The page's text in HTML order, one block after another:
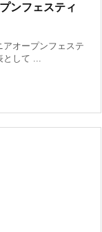
ンフェスティ
アオープンフェステ
して ...